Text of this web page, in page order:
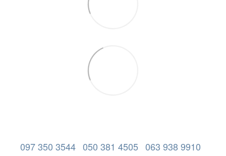
097 350 3544 050 381 4505 063 938 9910